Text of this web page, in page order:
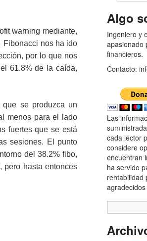
warning mediante,
Fibonacci nos ha ido
por lo que nos
61.8% de la caída,
se produzca un
menos para el lado
fuertes que se está
sesiones. El punto
del 38.2% fibo,
pero hasta entonces
Algo
Ingeniero y
apasionado
financieros.
Contacto:
Las
cada lector
considere
encuentran
ha servido
rentabilidad